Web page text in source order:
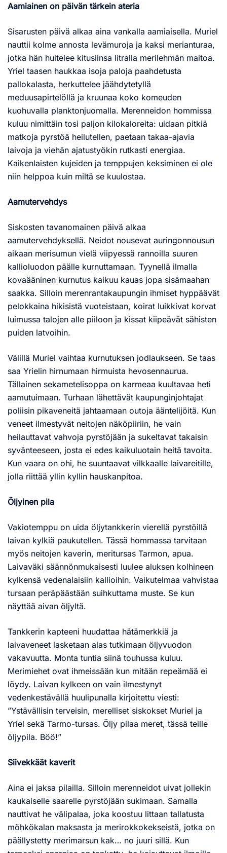
Aamiainen on päivän tärkein ateria
Sisarusten päivä alkaa aina vankalla aamiaisella. Muriel
nauttii kolme annosta levämuroja ja kaksi merianturaa,
jotka hän huitelee kitusiinsa litralla merilehmän maitoa.
Yriel taasen haukkaa isoja paloja paahdetusta
pallokalasta, herkuttelee jäähdytetyllä
meduusapirtelöllä ja kruunaa koko komeuden
kuohuvalla planktonjuomalla. Merenneidon hommissa
kuluu nimittäin tosi paljon kilokaloreita: uidaan pitkiä
matkoja pyrstöä heilutellen, paetaan takaa-ajavia
laivoja ja viehän ajatustyökin rutkasti energiaa.
Kaikenlaisten kujeiden ja temppujen keksiminen ei ole
niin helppoa kuin miltä se kuulostaa.
Aamutervehdys
Siskosten tavanomainen päivä alkaa
aamutervehdyksellä. Neidot nousevat auringonnousun
aikaan merisumun vielä viipyessä rannoilla suuren
kallioluodon päälle kurnuttamaan. Tyynellä ilmalla
kovaääninen kurnutus kaikuu kauas jopa sisämaahan
saakka. Silloin merenrantakaupungin ihmiset hyppäävät
pelokkaina hikisistä vuoteistaan, koirat luikkivat korvat
luimussa talojen alle piiloon ja kissat kiipeävät sähisten
puiden latvoihin.
Välillä Muriel vaihtaa kurnutuksen jodlaukseen. Se taas
saa Yrielin hirnumaan hirmuista hevosennaurua.
Tällainen sekametelisoppa on karmeaa kuultavaa heti
aamutuimaan. Turhaan lähettävät kaupunginjohtajat
poliisin pikaveneitä jahtaamaan outoja ääntelijöitä. Kun
veneet ilmestyvät neitojen näköpiiriin, he vain
heilauttavat vahvoja pyrstöjään ja sukeltavat takaisin
syvänteeseen, josta ei edes kaikuluotain heitä tavoita.
Kun vaara on ohi, he suuntaavat vilkkaalle laivareitille,
jolla riittää yllin kyllin hauskanpitoa.
Öljyinen pila
Vakiotemppu on uida öljytankkerin vierellä pyrstöillä
laivan kylkiä paukutellen. Tässä hommassa tarvitaan
myös neitojen kaverin, meritursas Tarmon, apua.
Laivaväki säännönmukaisesti luulee aluksen kolhineen
kylkensä vedenalaisiin kallioihin. Vaikutelmaa vahvistaa
tursaan peräpäästään suihkuttama muste. Se kun
näyttää aivan öljyltä.
Tankkerin kapteeni huudattaa hätämerkkiä ja
laivaveneet lasketaan alas tutkimaan öljyvuodon
vakavuutta. Monta tuntia siinä touhussa kuluu.
Merimiehet ovat ihmeissään kun mitään repeämää ei
löydy. Laivan kylkeen on vain ilmestynyt
vedenkestävällä huulipunalla kirjoitettu viesti:
”Ystävällisin terveisin, merelliset siskokset Muriel ja
Yriel sekä Tarmo-tursas. Öljy pilaa meret, tässä teille
öljypila. Böö!”
Siivekkäät kaverit
Aina ei jaksa pilailla. Silloin merenneidot uivat jollekin
kaukaiselle saarelle pyrstöjään sukimaan. Samalla
nauttivat he välipalaa, joka koostuu littaan tallatusta
möhkökalan maksasta ja merirokkokekseistä, jotka on
päällystetty merimarsun kak… no juuri sillä. Kun